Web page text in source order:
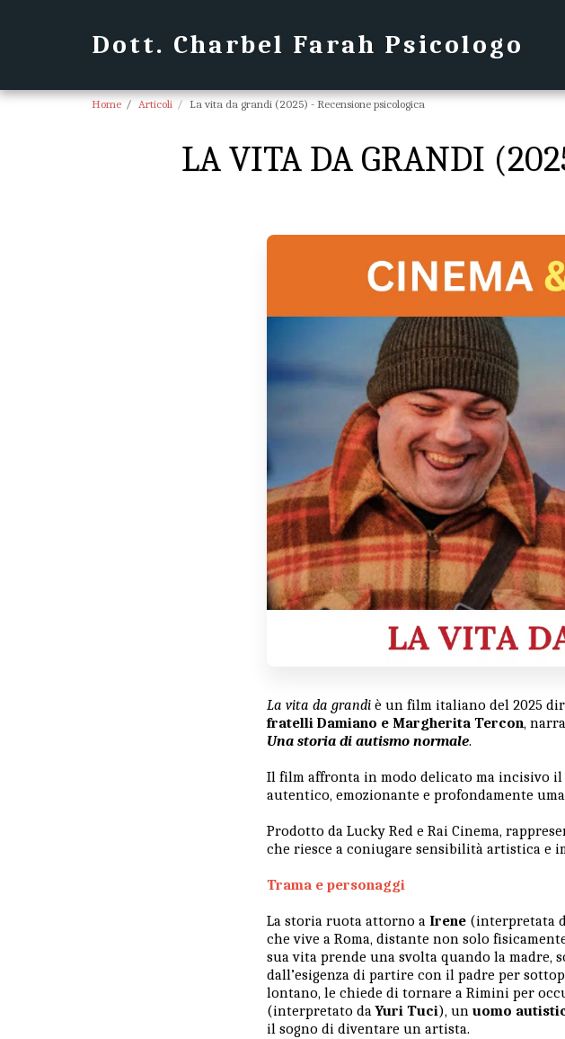
Dott. Charbel Farah Psicologo
Home Articoli La vita da grandi (2025) - Recensione psicologica
LA VITA DA GRANDI
La vita da grandi è un film italiano del 2025
fratelli Damiano e Margherita Tercon,
Una storia di autismo normale.
Il film affronta in modo delicato ma incisivo il
autentico, emozionante e profondamente
Prodotto da Lucky Red e Rai Cinema,
che riesce a coniugare sensibilità artistica e
Trama e personaggi
La storia ruota attorno a Irene (interpretata
che vive a Roma, distante non solo
sua vita prende una svolta quando la
dall’esigenza di partire con il padre per
lontano, le chiede di tornare a Rimini per
(interpretato daYuri Tuci), un uomo
il sogno di diventare un artista.